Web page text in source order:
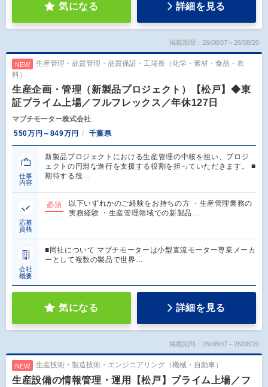
気になる 詳細を見る
掲載期間：26/08/07～26/08/20
NEW
生産管理・品質管理・品質保証・工場長（化学・素材・食品・衣
料）
生産企画・管理（新製品プロジェクト）【松戸】◆東
証プライム上場／フルフレックス／年休127日
マブチモーター株式会社
550万円～849万円
千葉県
仕事
内容
新製品プロジェクトにおける生産管理の中核を担い、プロジ
ェクトの円滑な進行を支援する役割を担っていただきます。 ■
期待する役…
応募
資格
必須
以下いずれかのご経験をお持ちの方 ・生産管理業務の
実務経験 ・生産管理領域での新製品…
会社
概要
■同社について マブチモーターは小型直流モーター専業メーカ
ーとして複数の製品で世界…
気になる 詳細を見る
掲載期間：26/08/07～26/08/20
NEW 生産技術・製造技術・エンジニアリング（機械・自動車）
生産設備の情報管理・運用【松戸】プライム上場／フ